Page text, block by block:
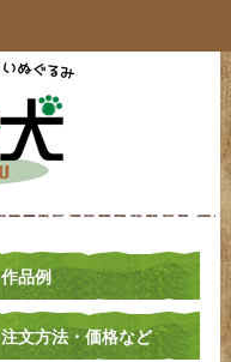
作品例
注文方法・価格など